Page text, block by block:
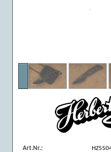
Art.Nr.: